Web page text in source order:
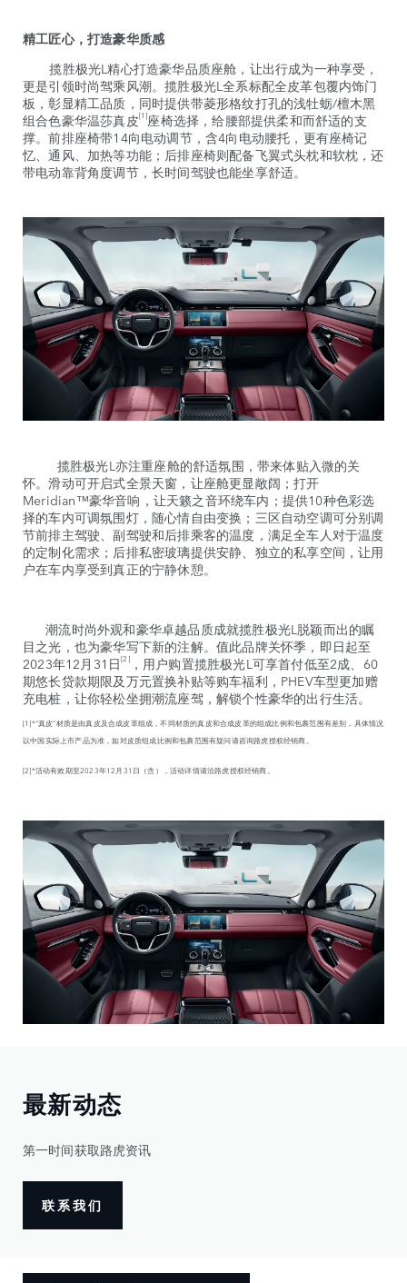
精工匠心，打造豪华质感
揽胜极光L精心打造豪华品质座舱，让出行成为一种享受，
更是引领时尚驾乘风潮。揽胜极光L全系标配全皮革包覆内饰门
板，彰显精工品质，同时提供带菱形格纹打孔的浅牡蛎/檀木黑
组合色豪华温莎真皮[1]座椅选择，给腰部提供柔和而舒适的支
撑。前排座椅带14向电动调节，含4向电动腰托，更有座椅记
忆、通风、加热等功能；后排座椅则配备飞翼式头枕和软枕，还
带电动靠背角度调节，长时间驾驶也能坐享舒适。
揽胜极光L亦注重座舱的舒适氛围，带来体贴入微的关
怀。滑动可开启式全景天窗，让座舱更显敞阔；打开
Meridian™豪华音响，让天籁之音环绕车内；提供10种色彩选
择的车内可调氛围灯，随心情自由变换；三区自动空调可分别调
节前排主驾驶、副驾驶和后排乘客的温度，满足全车人对于温度
的定制化需求；后排私密玻璃提供安静、独立的私享空间，让用
户在车内享受到真正的宁静休憩。
潮流时尚外观和豪华卓越品质成就揽胜极光L脱颖而出的瞩
目之光，也为豪华写下新的注解。值此品牌关怀季，即日起至
2023年12月31日[2]，用户购置揽胜极光L可享首付低至2成、60
期悠长贷款期限及万元置换补贴等购车福利，PHEV车型更加赠
充电桩，让你轻松坐拥潮流座驾，解锁个性豪华的出行生活。
[1]*“真皮”材质是由真皮及合成皮革组成，不同材质的真皮和合成皮革的组成比例和包裹范围有差别，具体情况
以中国实际上市产品为准，如对皮质组成比例和包裹范围有疑问请咨询路虎授权经销商。
[2]*活动有效期至2023年12月31日（含），活动详情请洽路虎授权经销商。
最新动态
第一时间获取路虎资讯
联系我们